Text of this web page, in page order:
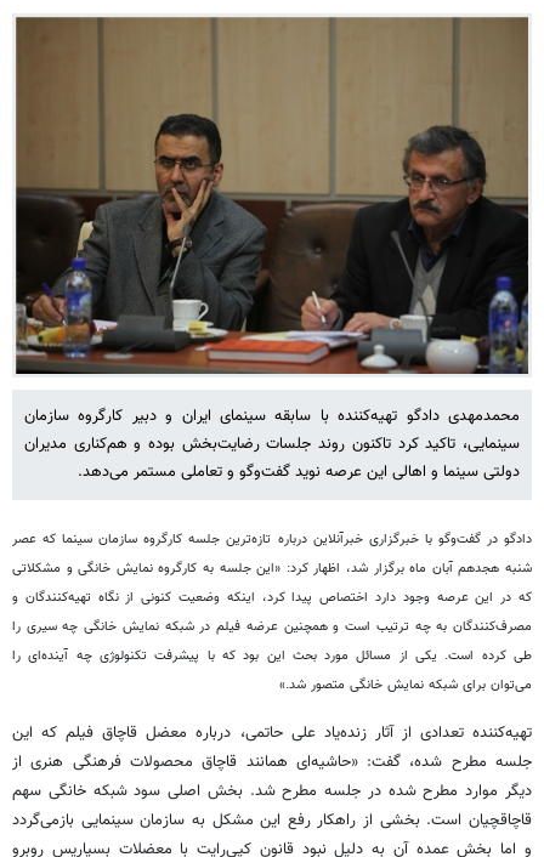
محمدمهدی دادگو تهیه‌کننده با سابقه سینمای ایران و دبیر کارگروه سازمان
سینمایی،‌ تاکید کرد تاکنون روند جلسات رضایت‌بخش بوده و هم‌کناری مدیران
دولتی سینما و اهالی این عرصه نوید گفت‌و‌گو و تعاملی مستمر می‌دهد.
دادگو در گفت‌و‌گو با خبرگزاری خبرآنلاین درباره تازه‌ترین جلسه کارگروه سازمان سینما که عصر
شنبه هجدهم آبان ماه برگزار شد، اظهار کرد: «این جلسه به کارگروه نمایش خانگی و مشکلاتی
که در این عرصه وجود دارد اختصاص پیدا کرد، اینکه وضعیت کنونی از نگاه تهیه‌کنندگان و
مصرف‌کنندگان به چه ترتیب است و همچنین عرضه فیلم در شبکه نمایش خانگی چه سیری را
طی کرده است. یکی از مسائل مورد بحث این بود که با پیشرفت تکنولوژی چه آینده‌ای را
می‌توان برای شبکه نمایش خانگی متصور شد.»
تهیه‌کننده تعدادی از آثار زنده‌یاد علی حاتمی، درباره معضل قاچاق فیلم که این
جلسه مطرح شده، گفت: «حاشیه‌ای همانند قاچاق محصولات فرهنگی هنری از
دیگر موارد مطرح شده در جلسه مطرح شد. بخش اصلی سود شبکه خانگی سهم
قاچاقچیان است. بخشی از راهکار رفع این مشکل به سازمان سینمایی بازمی‌گردد
و اما بخش عمده آن به دلیل نبود قانون کپی‌رایت با معضلات بسیاریس روبرو